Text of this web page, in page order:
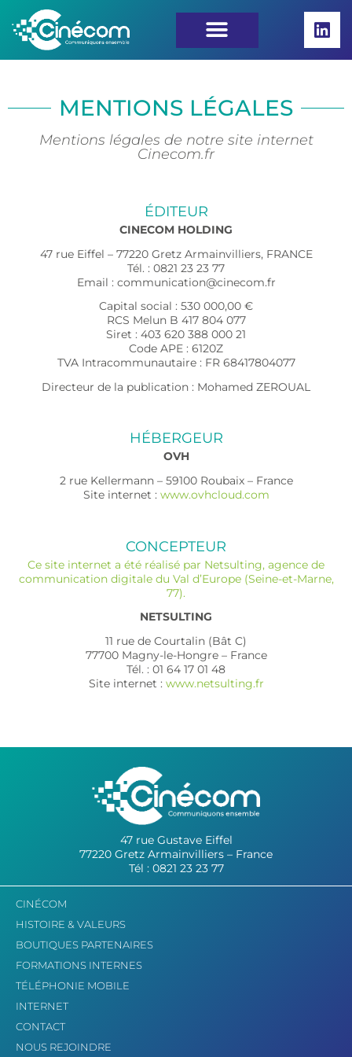
MENTIONS LÉGALES
Mentions légales de notre site internet
Cinecom.fr
ÉDITEUR
CINECOM HOLDING
47 rue Eiffel – 77220 Gretz Armainvilliers, FRANCE
Tél. : 0821 23 23 77
Email : communication@cinecom.fr
Capital social : 530 000,00 €
RCS Melun B 417 804 077
Siret : 403 620 388 000 21
Code APE : 6120Z
TVA Intracommunautaire : FR 68417804077
Directeur de la publication : Mohamed ZEROUAL
HÉBERGEUR
OVH
2 rue Kellermann – 59100 Roubaix – France
Site internet : www.ovhcloud.com
CONCEPTEUR
Ce site internet a été réalisé par Netsulting, agence de
communication digitale du Val d’Europe (Seine-et-Marne,
77).
NETSULTING
11 rue de Courtalin (Bât C)
77700 Magny-le-Hongre – France
Tél. : 01 64 17 01 48
Site internet : www.netsulting.fr
47 rue Gustave Eiffel
77220 Gretz Armainvilliers – France
Tél : 0821 23 23 77
CINÉCOM
HISTOIRE & VALEURS
BOUTIQUES PARTENAIRES
FORMATIONS INTERNES
TÉLÉPHONIE MOBILE
INTERNET
CONTACT
NOUS REJOINDRE